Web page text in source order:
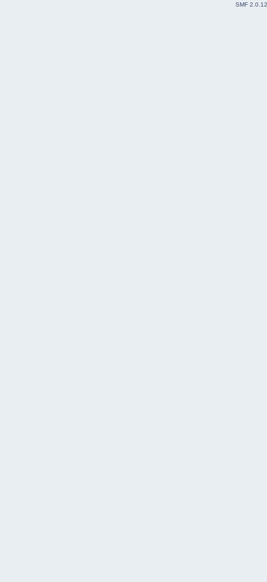
SMF 2.0.12